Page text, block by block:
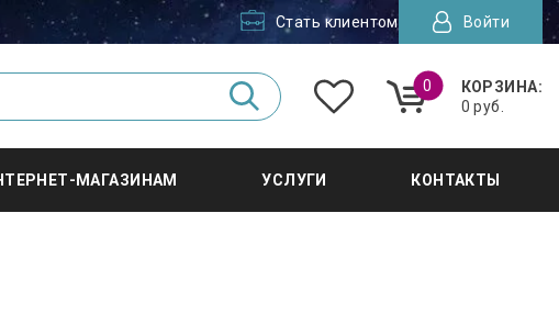
Стать клиентом Войти
0
КОРЗИНА:
0 руб.
МАГАЗИНАМ УСЛУГИ КОНТАКТЫ